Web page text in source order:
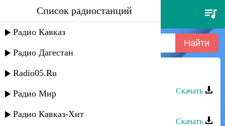
тарлан мамедов - яр вуна
Список радиостанций
Радио Кавказ
Радио Дагестан
Radio05.Ru
Радио Мир
Радио Кавказ-Хит
Тарлан Мамедов - Яр вуна
Скачать
Скачать